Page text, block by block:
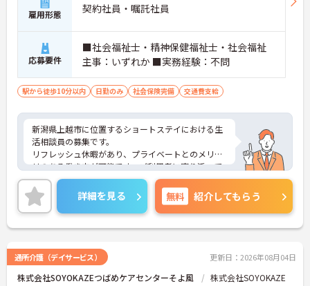
雇用形態 契約社員・嘱託社員
応募要件
■社会福祉士・精神保健福祉士・社会福祉
主事：いずれか ■実務経験：不問
駅から徒歩10分以内 日勤のみ 社会保険完備 交通費支給
新潟県上越市に位置するショートステイにおける生
活相談員の募集です。
リフレッシュ休暇があり、プライベートとのメリハ
リのある働き方が可能です。ご利用者に寄り添って
介護サービスの提供を行っていただける方を募集し
ています。
ご興味のある方には、面接対策ポイントなど、さら
に詳細をご案内しますのでお気軽にご相談くださ
い！
詳細を見る 無料 紹介してもらう
通所介護（デイサービス） 更新日：2026年08月04日
株式会社SOYOKAZEつばめケアセンターそよ風 株式会社SOYOKAZE